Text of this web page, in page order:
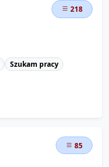
218
Szukam pracy
85